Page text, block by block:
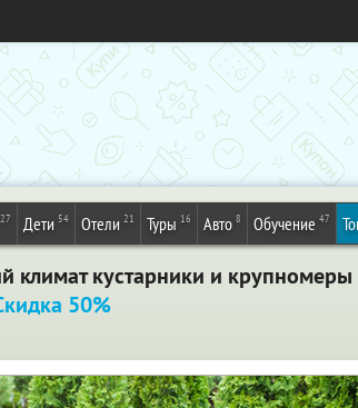
Дети 54 Отели 21 Туры 16 Авто 8 Обучение 47
климат кустарники и крупномеры
50%